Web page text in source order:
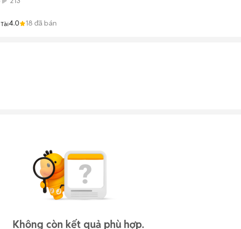
4.0 18 đã bán
Không còn kết quả phù hợp.